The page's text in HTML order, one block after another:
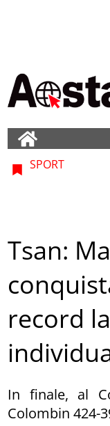
SPORT
Tsan:
record
In finale, al
Colombin 424-